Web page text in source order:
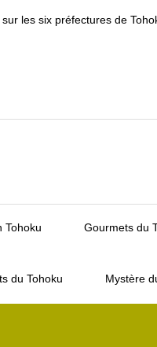
les six préfectures de
Tohoku Gourmets du
du Tohoku Mystère